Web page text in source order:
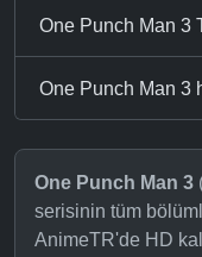
One Punch Man 3
One Punch Man 3
One Punch Man 3
serisinin tüm
AnimeTR'de HD